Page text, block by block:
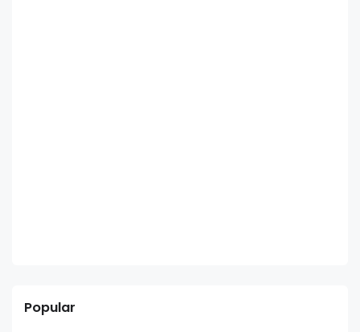
Popular